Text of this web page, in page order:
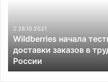
заказов
труднодоступные
места
России
28.10.2021
Wildberries начала
доставки заказов в
России